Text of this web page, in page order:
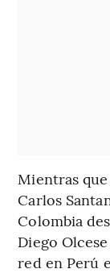
Mientras
Carlos
Colombia
Diego
red en Perú